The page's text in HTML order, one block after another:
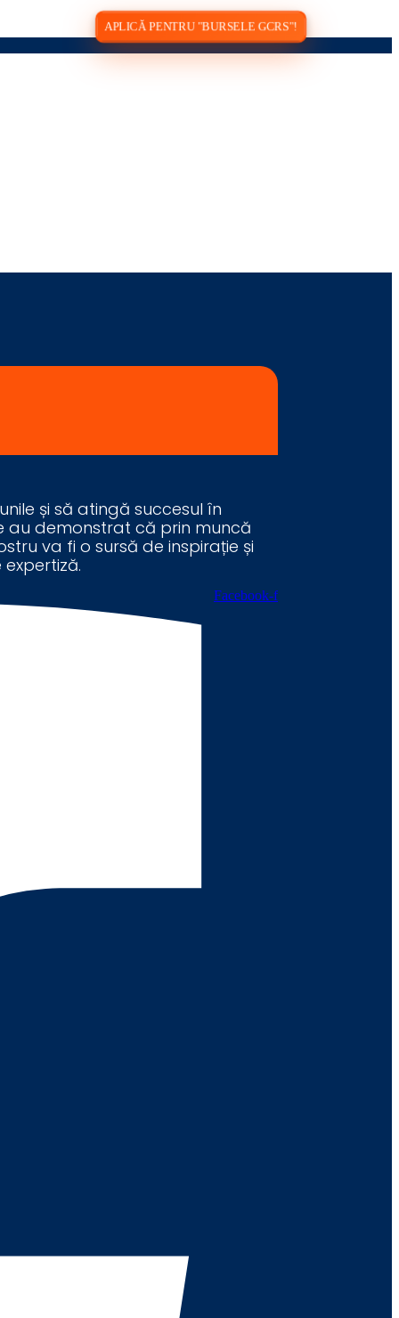
APLICĂ PENTRU "BURSELE GCRS"!
și să atingă succesul în
au demonstrat că prin muncă
va fi o sursă de inspirație și
Facebook-f